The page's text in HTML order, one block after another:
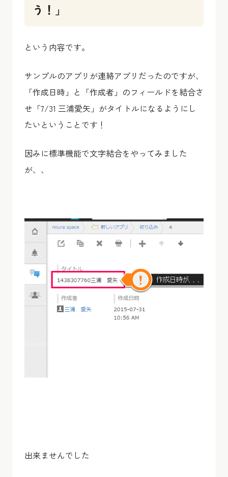
う！」
という内容です。
サンプルのアプリが連絡アプリだったのですが、
「作成日時」と「作成者」のフィールドを結合さ
せ「7/31 三浦愛矢」がタイトルになるようにし
たいということです！
因みに標準機能で文字結合をやってみました
が、、
出来ませんでした